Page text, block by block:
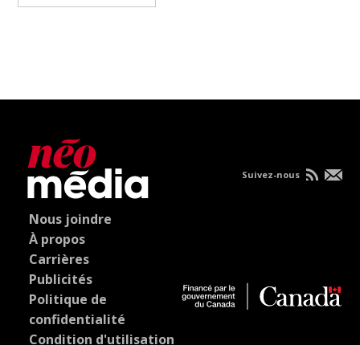
Nous joindre
À propos
Carrières
Publicités
Politique de
confidentialité
Condition d'utilisation
Suivez-nous